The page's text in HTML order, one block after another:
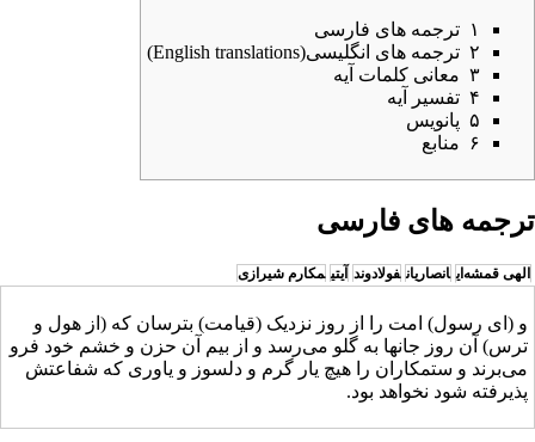
۱ ترجمه های فارسی
۲ ترجمه های انگلیسی(English translations)
۳ معانی کلمات آیه
۴ تفسیر آیه
۵ پانویس
۶
منابع
ترجمه های فارسی
الهی قمشه‌ای انصاریان فولادوند آیتی مکارم شیرازی
و (ای رسول) امت را از روز نزدیک (قیامت) بترسان که (از هول و
ترس) آن روز جانها به گلو می‌رسد و از بیم آن حزن و خشم خود فرو
می‌برند و ستمکاران را هیچ یار گرم و دلسوز و یاوری که شفاعتش
پذیرفته شود نخواهد بود.